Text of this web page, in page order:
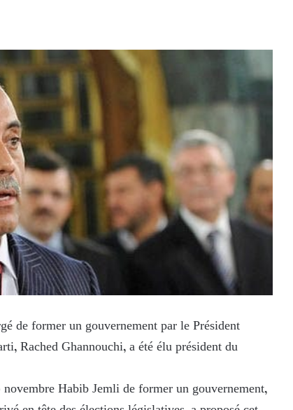
de former un gouvernement par le Président
Rached Ghannouchi, a été élu président du
Habib Jemli de former un gouvernement,